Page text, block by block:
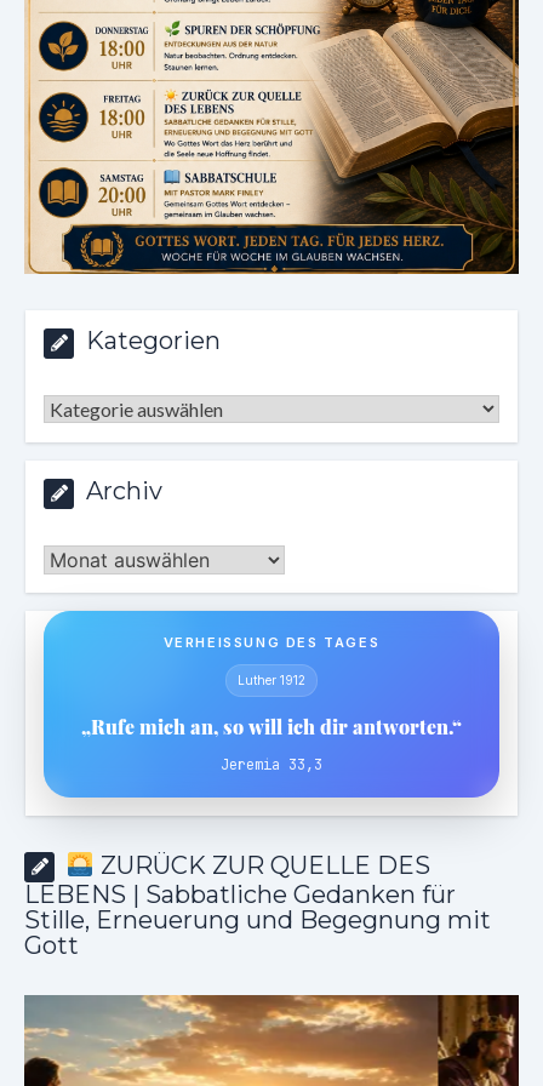
Kategorien
Kategorien
Archiv
Archiv
VERHEISSUNG DES TAGES
Luther 1912
„Rufe mich an, so will ich dir antworten.“
Jeremia 33,3
ZURÜCK ZUR QUELLE DES
LEBENS | Sabbatliche Gedanken für
Stille, Erneuerung und Begegnung mit
Gott